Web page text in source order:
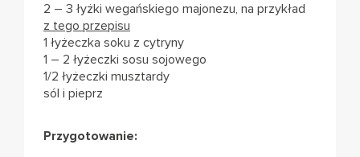
2 – 3 łyżki wegańskiego majonezu, na przykład
z tego przepisu
1 łyżeczka soku z cytryny
1 – 2 łyżeczki sosu sojowego
1/2 łyżeczki musztardy
sól i pieprz
Przygotowanie: